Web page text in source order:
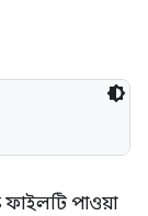
পাওয়া